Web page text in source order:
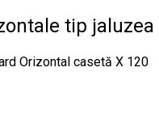
tip jaluzea
Orizontal casetă X 120